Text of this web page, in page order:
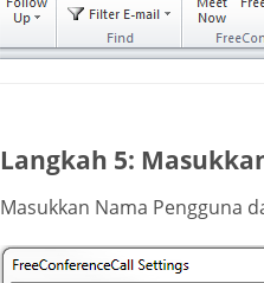
Langkah 5:
Masukkan Nama Pengguna